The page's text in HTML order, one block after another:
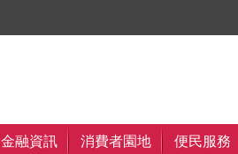
金融資訊 消費者園地 便民服務